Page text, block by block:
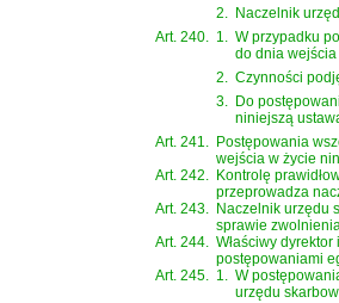
2. Naczelnik
Art. 240. 1. W przypadku
do dnia
2. Czynności
3. Do
niniejszą
Art. 241. Postępowania
wejścia w życie
Art. 242. Kontrolę
przeprowadza
Art. 243. Naczelnik urzędu
sprawie
Art. 244. Właściwy
postępowaniami
Art. 245. 1. W
urzędu